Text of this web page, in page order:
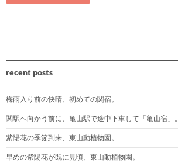
recent posts
梅雨入り前の快晴、初めての関宿。
関駅へ向かう前に、亀山駅で途中下車して「亀山宿」。
紫陽花の季節到来、東山動植物園。
早めの紫陽花が既に見頃、東山動植物園。